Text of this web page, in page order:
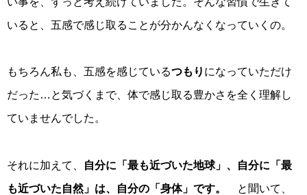
いると、五感で感じ取ることが分かんなくなっていくの。
もちろん私も、五感を感じているつもり になっていただけ
だった…と気づくまで、体で感じ取る豊かさを全く理解し
ていませんでした。
それに加えて、
自分に「最も近づいた地球」、自分に「最
も近づいた自然」は、自分の「身体」です。
と聞いて、